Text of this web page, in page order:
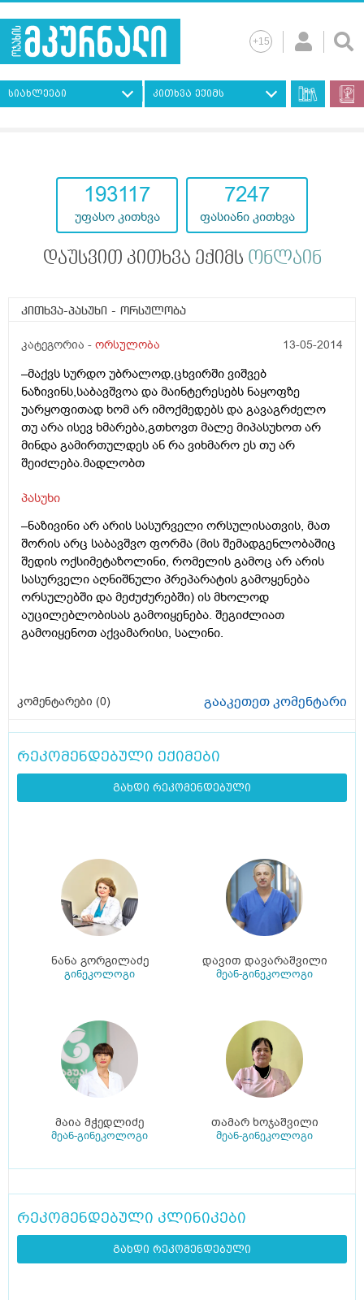
სიახლეები კითხვა ექიმს
193117
უფასო კითხვა
7247
ფასიანი კითხვა
დაუსვით კითხვა ექიმს ონლაინ
კითხვა-პასუხი - ორსულობა
კატეგორია - ორსულობა 13-05-2014
–მაქვს სურდო უბრალოდ,ცხვირში ვიშვებ
ნაზივინს,საბავშვოა და მაინტერესებს ნაყოფზე
უარყოფითად ხომ არ იმოქმედებს და გავაგრძელო
თუ არა ისევ ხმარება,გთხოვთ მალე მიპასუხოთ არ
მინდა გამირთულდეს ან რა ვიხმარო ეს თუ არ
შეიძლება.მადლობთ
პასუხი
–ნაზივინი არ არის სასურველი ორსულისათვის, მათ
შორის არც საბავშვო ფორმა (მის შემადგენლობაშიც
შედის ოქსიმეტაზოლინი, რომელის გამოც არ არის
სასურველი აღნიშნული პრეპარატის გამოყენება
ორსულებში და მეძუძურებში) ის მხოლოდ
აუცილებლობისას გამოიყენება. შეგიძლიათ
გამოიყენოთ აქვამარისი, სალინი.
კომენტარები (0) გააკეთეთ კომენტარი
რეკომენდებული ექიმები
გახდი რეკომენდებული
ნანა გორგილაძე
გინეკოლოგი
დავით დავარაშვილი
მეან-გინეკოლოგი
მაია მჭედლიძე
მეან-გინეკოლოგი
თამარ ხოჯაშვილი
მეან-გინეკოლოგი
რეკომენდებული კლინიკები
გახდი რეკომენდებული